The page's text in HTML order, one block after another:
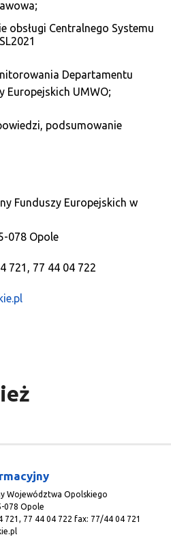
obsługi Centralnego Systemu
Departamentu
Europejskich UMWO;
podsumowanie
Funduszy Europejskich w
078 Opole
721, 77 44 04 722
Województwa Opolskiego
078 Opole
721, 77 44 04 722 fax: 77/44 04 721